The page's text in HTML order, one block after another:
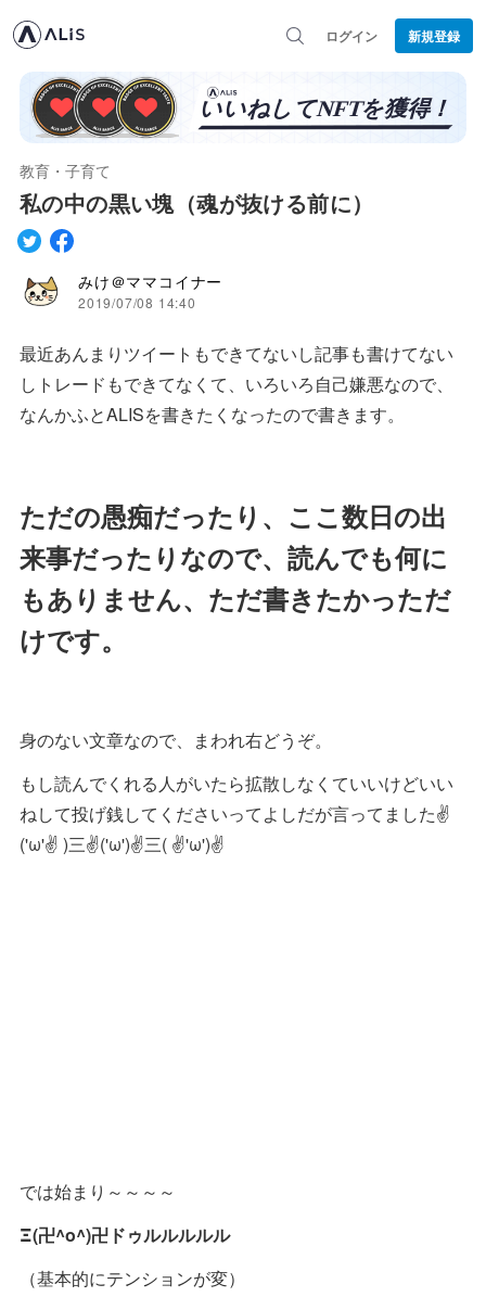
ログイン 新規登録
教育・子育て
私の中の黒い塊（魂が抜ける前に）
みけ＠ママコイナー
2019/07/08 14:40
最近あんまりツイートもできてないし記事も書けてない
しトレードもできてなくて、いろいろ自己嫌悪なので、
なんかふとALISを書きたくなったので書きます。
ただの愚痴だったり、ここ数日の出
来事だったりなので、読んでも何に
もありません、ただ書きたかっただ
けです。
身のない文章なので、まわれ右どうぞ。
もし読んでくれる人がいたら拡散しなくていいけどいい
ねして投げ銭してくださいってよしだが言ってました✌
('ω'✌ )三✌('ω')✌三( ✌'ω')✌
では始まり～～～～
Ξ(卍^o^)卍ドゥルルルルル
（基本的にテンションが変）